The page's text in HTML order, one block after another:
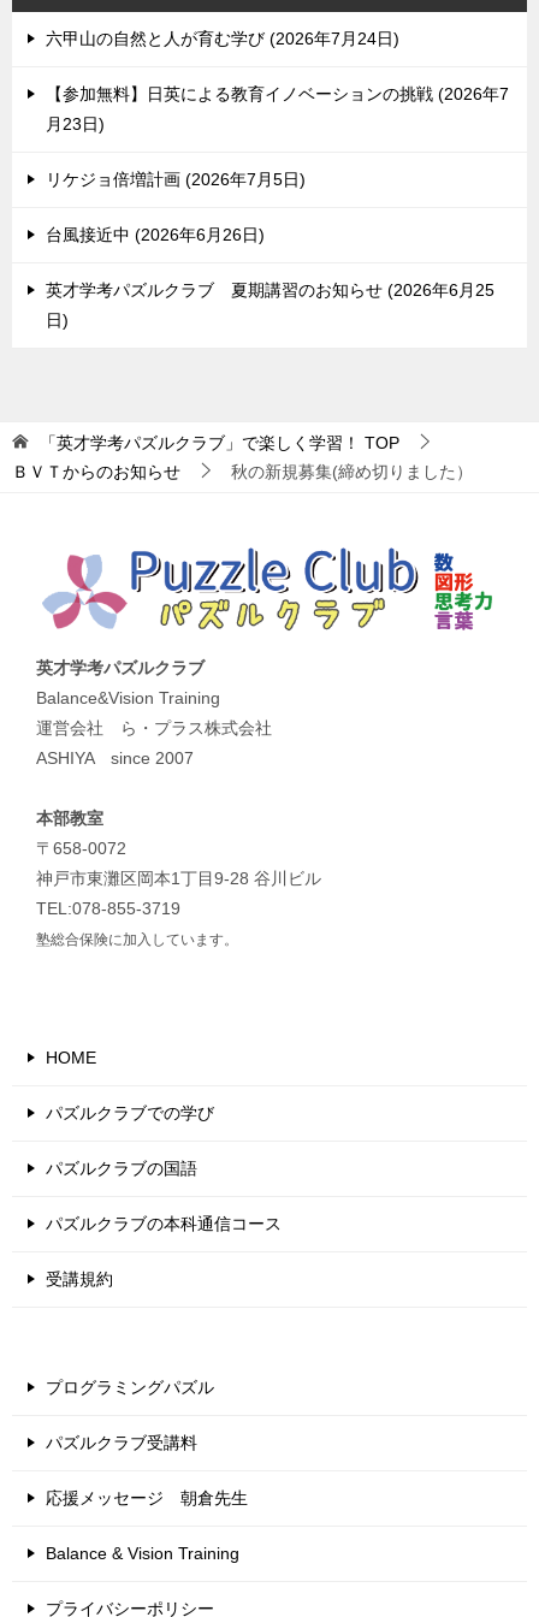
六甲山の自然と人が育む学び 2026年7月24日
【参加無料】日英による教育イノベーションの挑戦
2026年7
月23日
リケジョ倍増計画 2026年7月5日
台風接近中 2026年6月26日
英才学考パズルクラブ 夏期講習のお知らせ
2026年6月25
日
「英才学考パズルクラブ」で楽しく学習！
TOP
ＢＶＴからのお知らせ
秋の新規募集(締め切りました）
英才学考パズルクラブ
Balance&Vision Training
運営会社 ら・プラス株式会社
ASHIYA since 2007
本部教室
〒658-0072
神戸市東灘区岡本1丁目9-28 谷川ビル
TEL:078-855-3719
塾総合保険に加入しています。
HOME
パズルクラブでの学び
パズルクラブの国語
パズルクラブの本科通信コース
受講規約
プログラミングパズル
パズルクラブ受講料
応援メッセージ 朝倉先生
Balance & Vision Training
プライバシーポリシー